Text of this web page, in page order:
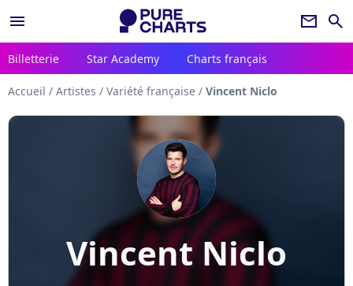
menu newsletter search
Billetterie Star Academy Charts français
Accueil / Artistes / Variété française / Vincent Niclo
Vincent Niclo